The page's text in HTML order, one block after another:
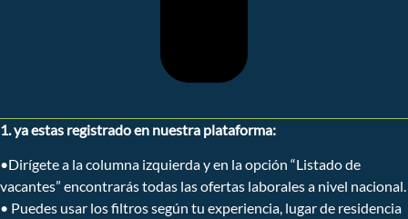
1. ya estas registrado en nuestra plataforma:
•Dirígete a la columna izquierda y en la opción “Listado de
vacantes” encontrarás todas las ofertas laborales a nivel nacional.
• Puedes usar los filtros según tu experiencia, lugar de residencia